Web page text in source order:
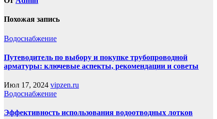
Похожая запись
Водоснабжение
Путеводитель по выбору и покупке трубопроводной
арматуры: ключевые аспекты, рекомендации и советы
Июл 17, 2024 vipzen.ru
Водоснабжение
Эффективность использования водоотводных лотков